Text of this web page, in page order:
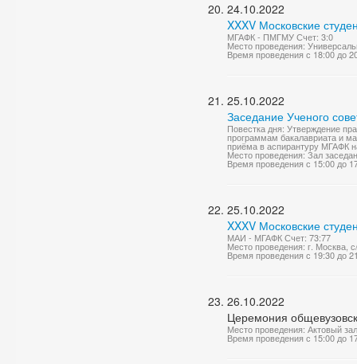
24.10.2022
XXXV Московские
МГАФК - ПМГМУ Счет: 3:0
Место проведения:
Время проведения с 18:00 до
25.10.2022
Заседание Ученого
Повестка дня: Утверждение
программам бакалавриата и
приёма в аспирантуру МГАФК
Место проведения: Зал
Время проведения с 15:00 до
25.10.2022
XXXV Московские
МАИ - МГАФК Счет: 73:77
Место проведения: г. Москва,
Время проведения с 19:30 до
26.10.2022
Церемония
Место проведения: Актовый
Время проведения с 15:00 до